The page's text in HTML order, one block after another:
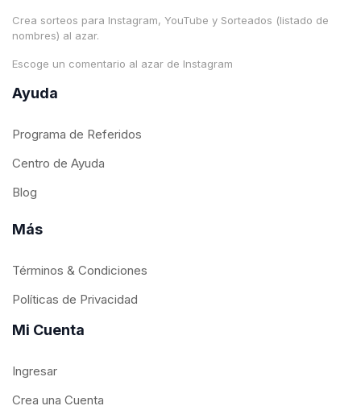
Crea sorteos para Instagram, YouTube y Sorteados (listado de
nombres) al azar.
Escoge un comentario al azar de Instagram
Ayuda
Programa de Referidos
Centro de Ayuda
Blog
Más
Términos & Condiciones
Políticas de Privacidad
Mi Cuenta
Ingresar
Crea una Cuenta